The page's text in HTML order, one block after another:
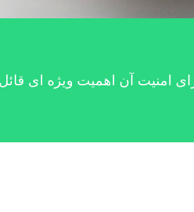
امنیت آن اهمیت ویژه ای